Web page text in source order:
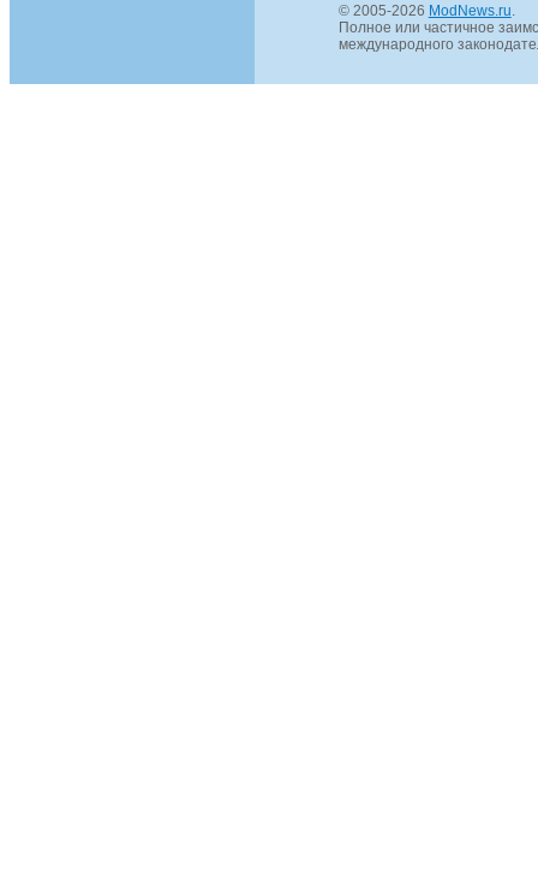
© 2005-2026 ModNews.ru
Полное или частичное
международного